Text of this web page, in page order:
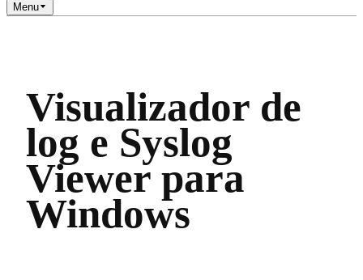
Menu
Visualizador de
log e Syslog
Viewer para
Windows